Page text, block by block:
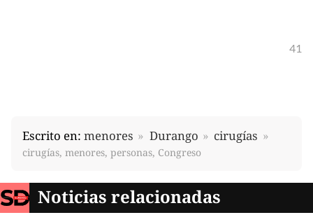
41
Escrito en: menores Durango cirugías
cirugías, menores, personas, Congreso
Noticias relacionadas